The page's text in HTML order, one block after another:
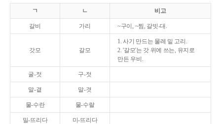
ㄱ ㄴ 비고
갈비 가리 ~구이, ~찜, 갈빗-대.
갓모 갈모
1. 사기 만드는 물레 밑 고리.
2. '갈모'는 갓 위에 쓰는, 유지로
만든 우비.
굴-젓 구-젓
말-곁 말-겻
물-수란 물-수랄
밀-뜨리다 미-뜨리다